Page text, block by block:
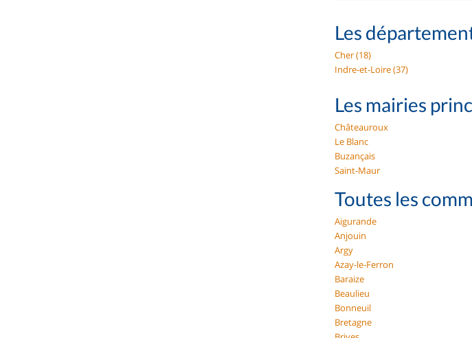
Les
Cher (18)
Indre-et-Loire (37)
Les mairies
Châteauroux
Le Blanc
Buzançais
Saint-Maur
Toutes les
Aigurande
Anjouin
Argy
Azay-le-Ferron
Baraize
Beaulieu
Bonneuil
Bretagne